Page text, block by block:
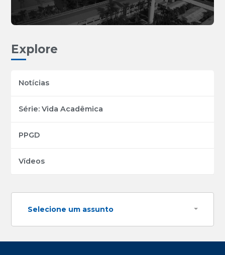
Explore
Notícias
Série: Vida Acadêmica
PPGD
Vídeos
Selecione um assunto